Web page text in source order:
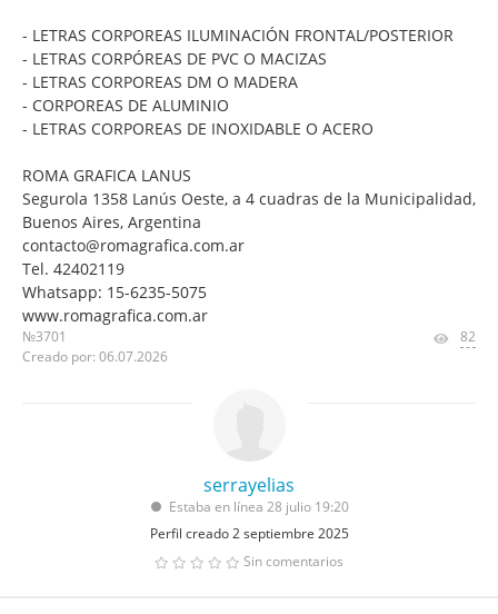
- LETRAS CORPOREAS ILUMINACIÓN FRONTAL/POSTERIOR
- LETRAS CORPÓREAS DE PVC O MACIZAS
- LETRAS CORPOREAS DM O MADERA
- CORPOREAS DE ALUMINIO
- LETRAS CORPOREAS DE INOXIDABLE O ACERO
ROMA GRAFICA LANUS
Segurola 1358 Lanús Oeste, a 4 cuadras de la Municipalidad,
Buenos Aires, Argentina
contacto@romagrafica.com.ar
Tel. 42402119
Whatsapp: 15-6235-5075
www.romagrafica.com.ar
№3701
Creado por: 06.07.2026
82
serrayelias
Estaba en línea 28 julio 19:20
Perfil creado 2 septiembre 2025
Sin comentarios